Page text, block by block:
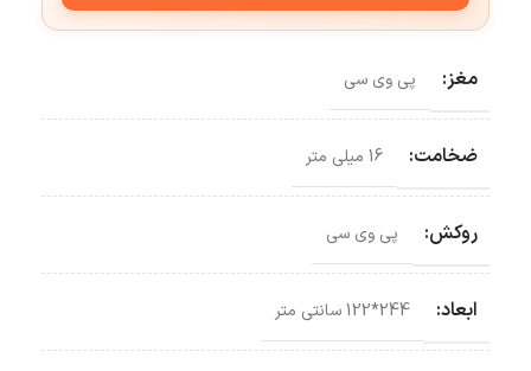
مغز: پی وی سی
ضخامت: 16 میلی متر
روکش: پی وی سی
ابعاد: 244*122 سانتی‌ متر